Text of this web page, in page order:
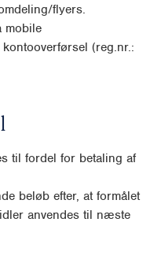
flyers.
mobile
(reg.nr.:
til fordel for betaling af
beløb efter, at formålet
anvendes til næste